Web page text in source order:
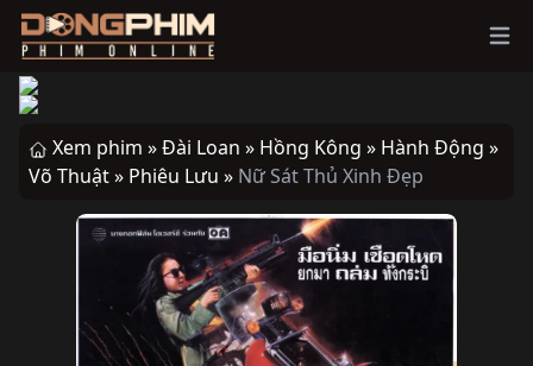
Xem phim »Đài Loan » Hồng Kông » Hành Động »
Võ Thuật » Phiêu Lưu » Nữ Sát Thủ Xinh Đẹp